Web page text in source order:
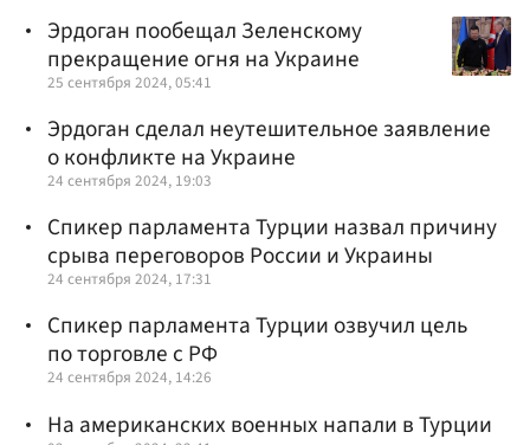
Эрдоган пообещал Зеленскому
прекращение огня на Украине
25 сентября 2024, 05:41
Эрдоган сделал неутешительное заявление
о конфликте на Украине
24 сентября 2024, 19:03
Спикер парламента Турции назвал причину
срыва переговоров России и Украины
24 сентября 2024, 17:31
Спикер парламента Турции озвучил цель
по торговле с РФ
24 сентября 2024, 14:26
На американских военных напали в Турции